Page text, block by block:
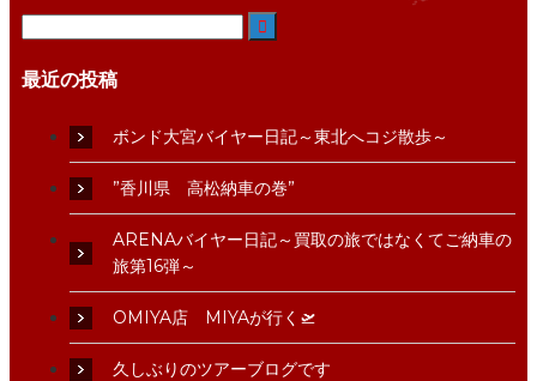
bond Beijing

最近の投稿
ボンド大宮バイヤー日記～東北へコジ散歩～
”香川県 高松納車の巻”
ARENAバイヤー日記～買取の旅ではなくてご納車の
旅第16弾～
OMIYA店 MIYAが行く🛫
久しぶりのツアーブログです